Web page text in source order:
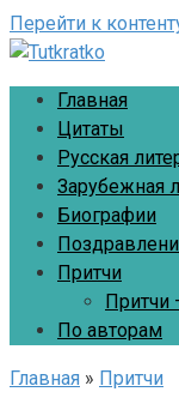
Перейти к
Главная
Цитаты
Русская
Зарубежная
Биографии
Притчи
Притчи
По авторам
Главная » Притчи